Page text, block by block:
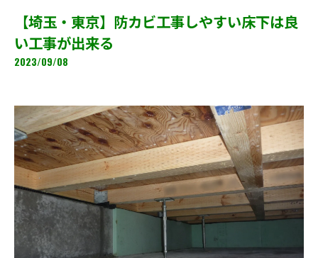
【埼玉・東京】防カビ工事しやすい床下は良
い工事が出来る
2023/09/08